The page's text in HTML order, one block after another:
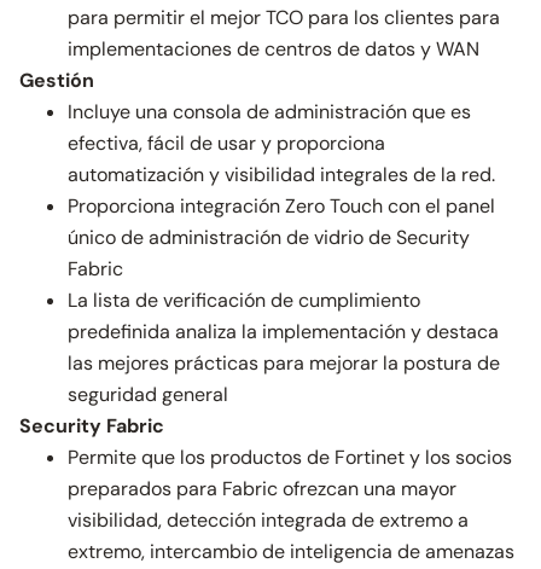
para permitir el mejor TCO para los clientes para
implementaciones de centros de datos y WAN
Gestión
Incluye una consola de administración que es
efectiva, fácil de usar y proporciona
automatización y visibilidad integrales de la red.
Proporciona integración Zero Touch con el panel
único de administración de vidrio de Security
Fabric
La lista de verificación de cumplimiento
predefinida analiza la implementación y destaca
las mejores prácticas para mejorar la postura de
seguridad general
Security Fabric
Permite que los productos de Fortinet y los socios
preparados para Fabric ofrezcan una mayor
visibilidad, detección integrada de extremo a
extremo, intercambio de inteligencia de amenazas